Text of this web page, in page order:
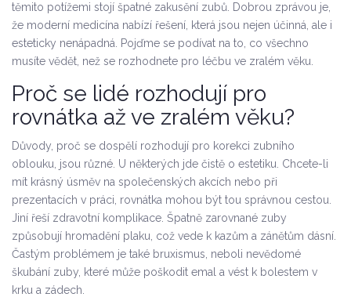
těmito potížemi stojí špatné zakusění zubů. Dobrou zprávou je,
že moderní medicína nabízí řešení, která jsou nejen účinná, ale i
esteticky nenápadná. Pojďme se podívat na to, co všechno
musíte vědět, než se rozhodnete pro léčbu ve zralém věku.
Proč se lidé rozhodují pro
rovnátka až ve zralém věku?
Důvody, proč se dospělí rozhodují pro korekci zubního
oblouku , jsou různé. U některých jde čistě o estetiku. Chcete-li
mít krásný úsměv na společenských akcích nebo při
prezentacích v práci, rovnátka mohou být tou správnou cestou.
Jiní řeší zdravotní komplikace. Špatně zarovnané zuby
způsobují hromadění plaku, což vede k kazům a zánětům dásní.
Častým problémem je také bruxismus, neboli nevědomé
škubání zuby, které může poškodit emal a vést k bolestem v
krku a zádech.